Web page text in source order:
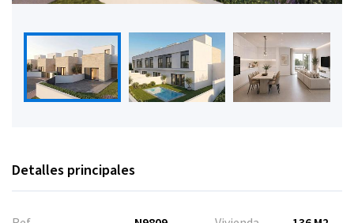
Detalles principales